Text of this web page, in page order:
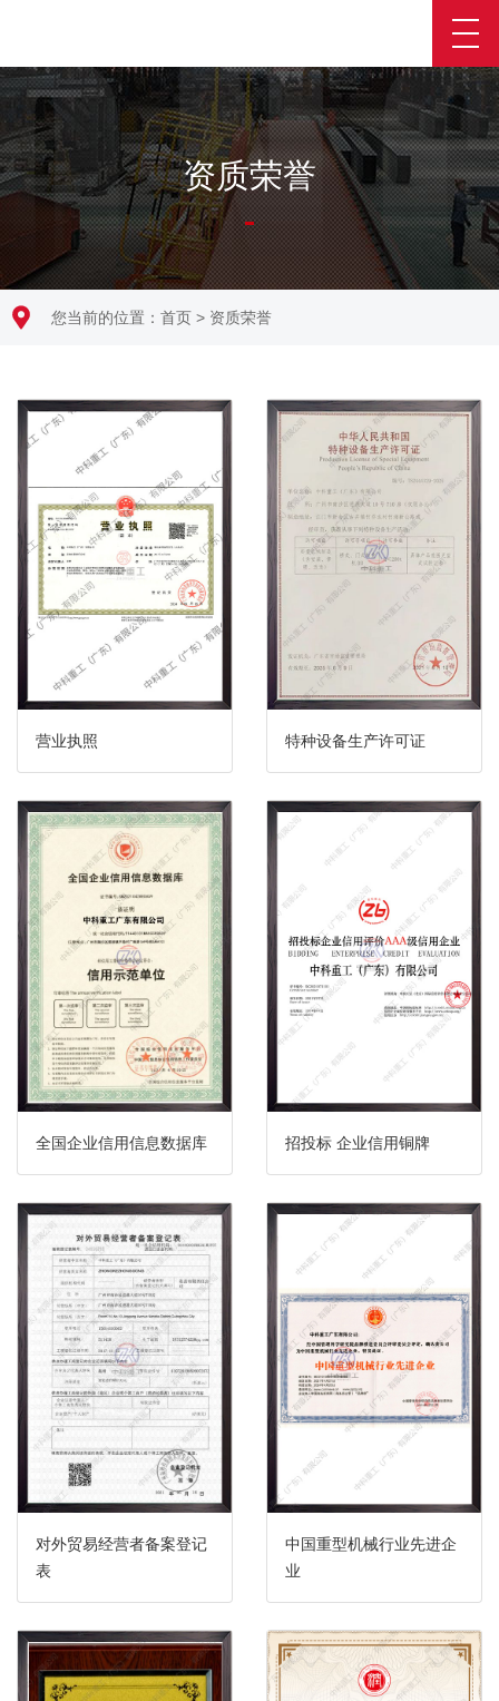
资质荣誉
您当前的位置： 首页 > 资质荣誉
营业执照 特种设备生产许可证
全国企业信用信息数据库 招投标 企业信用铜牌
对外贸易经营者备案登记
表
中国重型机械行业先进企
业